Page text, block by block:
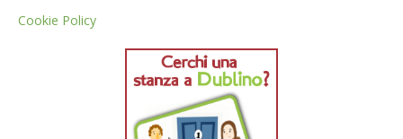
Cookie Policy